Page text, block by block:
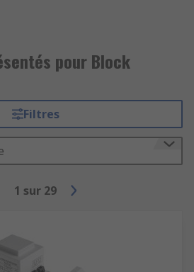
pour Block
Filtres
1 sur 29